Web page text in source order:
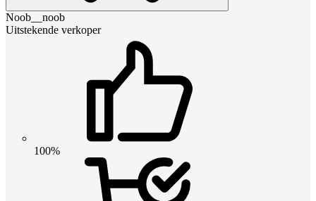
Noob__noob
Uitstekende verkoper
100%